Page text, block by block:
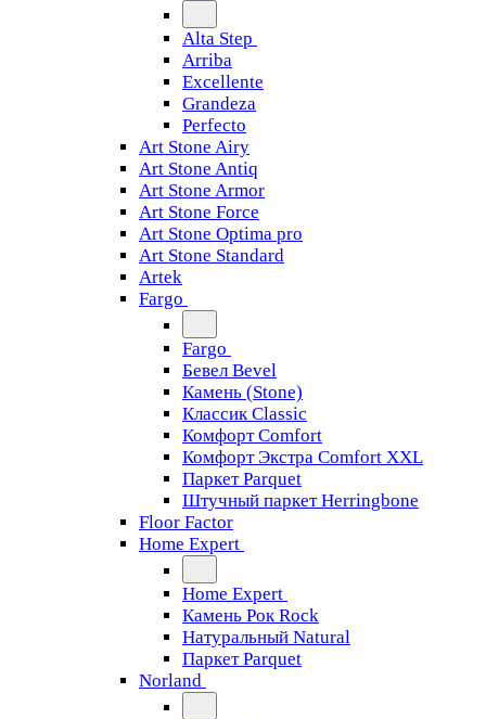
Alta Step
Arriba
Excellente
Grandeza
Perfecto
Art Stone Airy
Art Stone Antiq
Art Stone Armor
Art Stone Force
Art Stone Optima pro
Art Stone Standard
Artek
Fargo
Fargo
Бевел Bevel
Камень (Stone)
Классик Classic
Комфорт Comfort
Комфорт Экстра Comfort XXL
Паркет Parquet
Штучный паркет Herringbone
Floor Factor
Home Expert
Home Expert
Камень Рок Rock
Натуральный Natural
Паркет Parquet
Norland